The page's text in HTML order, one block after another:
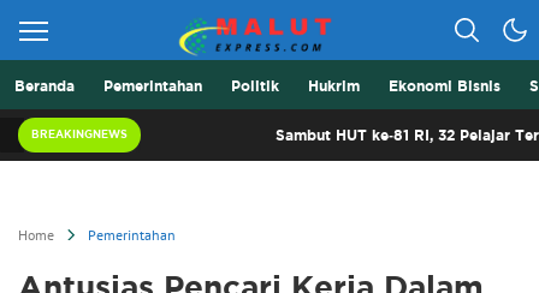
Malut Express
Beranda Pemerintahan Politik Hukrim Ekonomi Bisnis
BREAKINGNEWS Sambut HUT ke-81 RI, 32 Pelajar Terbaik
Home Pemerintahan